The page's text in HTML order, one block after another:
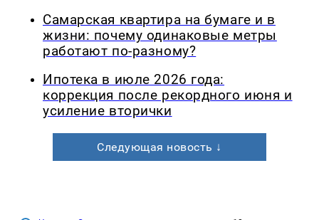
Самарская квартира на бумаге и в
жизни: почему одинаковые метры
работают по-разному?
Ипотека в июле 2026 года:
коррекция после рекордного июня и
усиление вторички
Следующая новость ↓